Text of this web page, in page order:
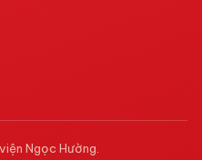
Ngọc Hường